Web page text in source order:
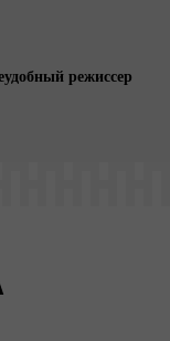
режиссер